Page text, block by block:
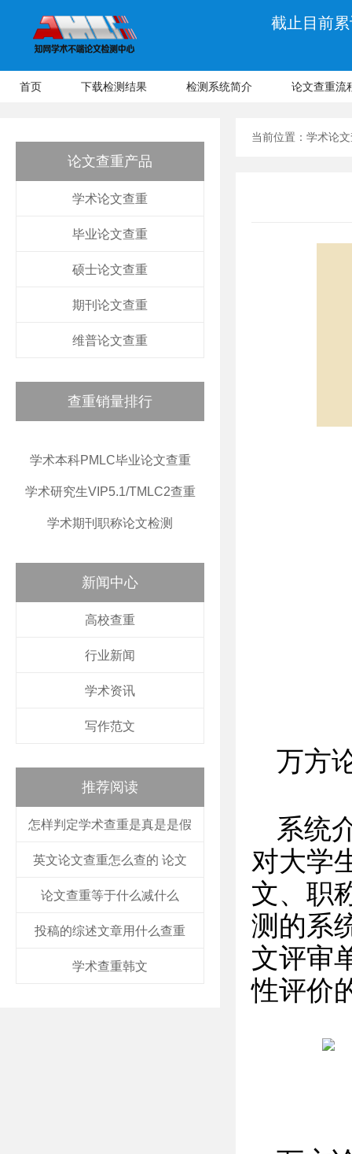
截止目前
首页 下载检测结果 检测系统简介 论文查重流
论文查重产品
学术论文查重
毕业论文查重
硕士论文查重
期刊论文查重
维普论文查重
查重销量排行
学术本科PMLC毕业论文查重
学术研究生VIP5.1/TMLC2查重
学术期刊职称论文检测
新闻中心
高校查重
行业新闻
学术资讯
写作范文
推荐阅读
怎样判定学术查重是真是是假
英文论文查重怎么查的 论文
论文查重等于什么减什么
投稿的综述文章用什么查重
学术查重韩文
当前位置： 学术论
万方
系统
对大学
文、职
测的系
文评审
性评价